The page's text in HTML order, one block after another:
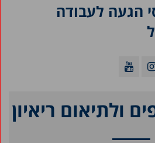
הגעה לעבודה
ולתיאום ריאיון